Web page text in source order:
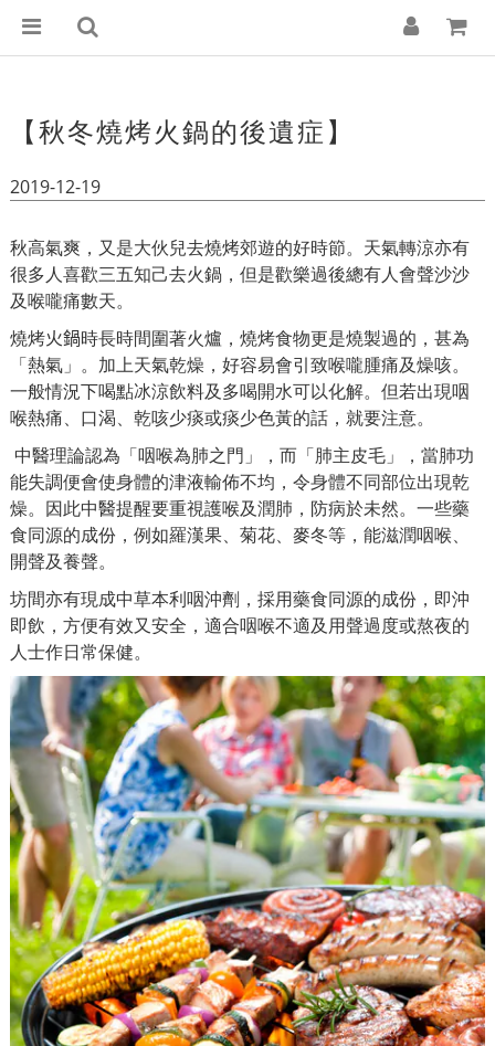
【秋冬燒烤火鍋的後遺症】
2019-12-19
秋高氣爽，又是大伙兒去燒烤郊遊的好時節。天氣轉涼亦有
很多人喜歡三五知己去火鍋，但是歡樂過後總有人會聲沙沙
及喉嚨痛數天。
燒烤火鍋時長時間圍著火爐，燒烤食物更是燒製過的，甚為
「熱氣」。加上天氣乾燥，好容易會引致喉嚨腫痛及燥咳。
一般情況下喝點冰涼飲料及多喝開水可以化解。但若出現咽
喉熱痛、口渴、乾咳少痰或痰少色黃的話，就要注意。
中醫理論認為「咽喉為肺之門」，而「肺主皮毛」，當肺功
能失調便會使身體的津液輸佈不均，令身體不同部位出現乾
燥。因此中醫提醒要重視護喉及潤肺，防病於未然。一些藥
食同源的成份，例如羅漢果、菊花、麥冬等，能滋潤咽喉、
開聲及養聲。
坊間亦有現成中草本利咽沖劑，採用藥食同源的成份，即沖
即飲，方便有效又安全，適合咽喉不適及用聲過度或熬夜的
人士作日常保健。